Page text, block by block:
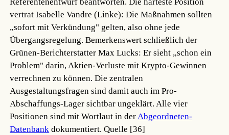
vertrat Isabelle Vandre (Linke): Die Maßnahmen sollten
„sofort mit Verkündung" gelten, also ohne jede
Übergangsregelung. Bemerkenswert schließlich der
Grünen-Berichterstatter Max Lucks: Er sieht „schon ein
Problem" darin, Aktien-Verluste mit Krypto-Gewinnen
verrechnen zu können. Die zentralen
Ausgestaltungsfragen sind damit auch im Pro-
Abschaffungs-Lager sichtbar ungeklärt. Alle vier
Positionen sind mit Wortlaut in derAbgeordneten-
Datenbank dokumentiert.Quelle [36]